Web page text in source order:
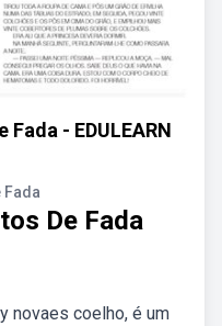
- EDULEARN
Fada
De Fada
novaes coelho, é um